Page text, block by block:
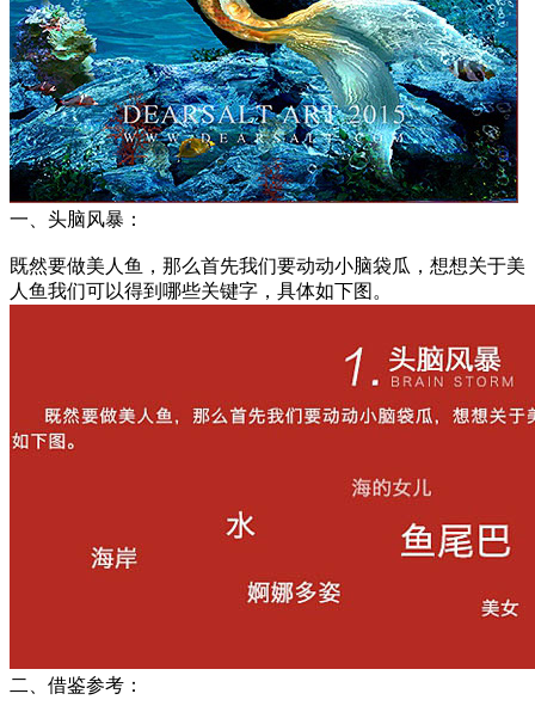
一、头脑风暴：
既然要做美人鱼，那么首先我们要动动小脑袋瓜，想想关于美
人鱼我们可以得到哪些关键字，具体如下图。
二、借鉴参考：